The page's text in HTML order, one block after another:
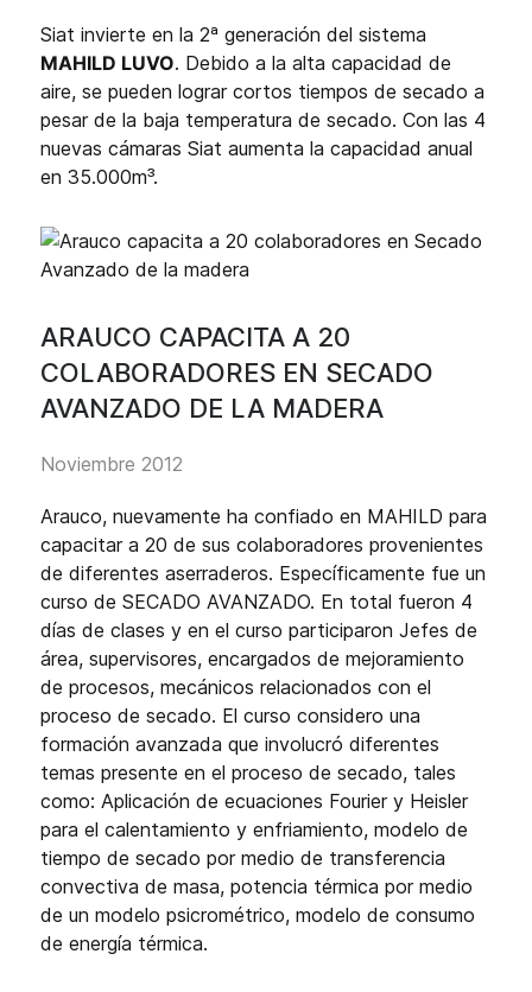
Siat invierte en la 2ª generación del sistema
MAHILD LUVO. Debido a la alta capacidad de
aire, se pueden lograr cortos tiempos de secado a
pesar de la baja temperatura de secado. Con las 4
nuevas cámaras Siat aumenta la capacidad anual
en 35.000m³.
ARAUCO CAPACITA A 20
COLABORADORES EN SECADO
AVANZADO DE LA MADERA
Noviembre 2012
Arauco, nuevamente ha confiado en MAHILD para
capacitar a 20 de sus colaboradores provenientes
de diferentes aserraderos. Específicamente fue un
curso de SECADO AVANZADO. En total fueron 4
días de clases y en el curso participaron Jefes de
área, supervisores, encargados de mejoramiento
de procesos, mecánicos relacionados con el
proceso de secado. El curso considero una
formación avanzada que involucró diferentes
temas presente en el proceso de secado, tales
como: Aplicación de ecuaciones Fourier y Heisler
para el calentamiento y enfriamiento, modelo de
tiempo de secado por medio de transferencia
convectiva de masa, potencia térmica por medio
de un modelo psicrométrico, modelo de consumo
de energía térmica.